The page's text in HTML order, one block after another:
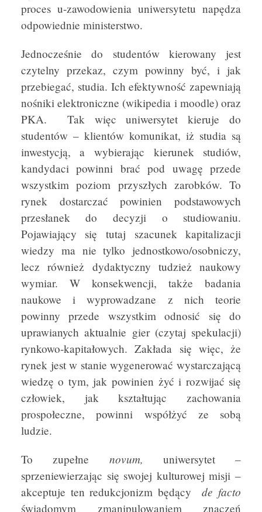
proces u-zawodowienia uniwersytetu napędza
odpowiednie ministerstwo.
Jednocześnie do studentów kierowany jest
czytelny przekaz, czym powinny być, i jak
przebiegać, studia. Ich efektywność zapewniają
nośniki elektroniczne (wikipedia i moodle) oraz
PKA. Tak więc uniwersytet kieruje do
studentów – klientów komunikat, iż studia są
inwestycją, a wybierając kierunek studiów,
kandydaci powinni brać pod uwagę przede
wszystkim poziom przyszłych zarobków. To
rynek dostarczać powinien podstawowych
przesłanek do decyzji o studiowaniu.
Pojawiający się tutaj szacunek kapitalizacji
wiedzy ma nie tylko jednostkowo/osobniczy,
lecz również dydaktyczny tudzież naukowy
wymiar. W konsekwencji, także badania
naukowe i wyprowadzane z nich teorie
powinny przede wszystkim odnosić się do
uprawianych aktualnie gier (czytaj spekulacji)
rynkowo-kapitałowych. Zakłada się więc, że
rynek jest w stanie wygenerować wystarczającą
wiedzę o tym, jak powinien żyć i rozwijać się
człowiek, jak kształtując zachowania
prospołeczne, powinni współżyć ze sobą
ludzie.
To zupełne novum, uniwersytet –
sprzeniewierzając się swojej kulturowej misji –
akceptuje ten redukcjonizm będącyde facto
świadomym zmanipulowaniem znaczeń